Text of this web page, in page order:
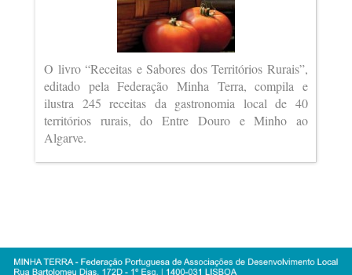
O livro “Receitas e Sabores dos Territórios Rurais”,
editado pela Federação Minha Terra, compila e
ilustra 245 receitas da gastronomia local de 40
territórios rurais, do Entre Douro e Minho ao
Algarve.